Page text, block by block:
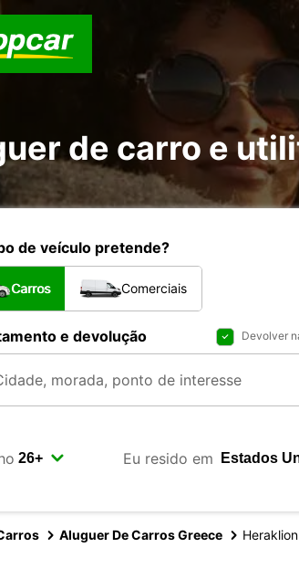
de carro e
de veículo pretende?
Carros Comerciais
e devolução Devolver
Eu resido em
Aluguer De Carros Greece